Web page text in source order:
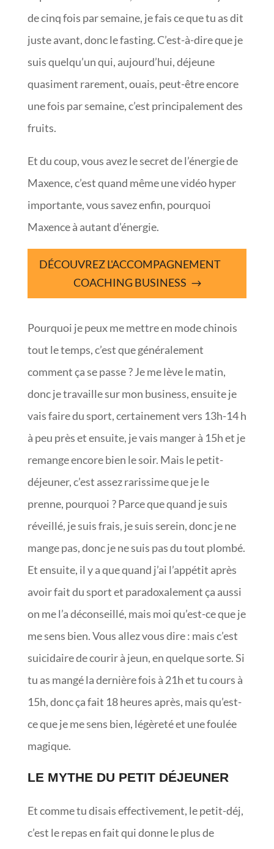
de cinq fois par semaine, je fais ce que tu as dit
juste avant, donc le fasting. C’est-à-dire que je
suis quelqu’un qui, aujourd’hui, déjeune
quasiment rarement, ouais, peut-être encore
une fois par semaine, c’est principalement des
fruits.
Et du coup, vous avez le secret de l’énergie de
Maxence, c’est quand même une vidéo hyper
importante, vous savez enfin, pourquoi
Maxence à autant d’énergie.
DÉCOUVREZ L'ACCOMPAGNEMENT
COACHING BUSINESS
Pourquoi je peux me mettre en mode chinois
tout le temps, c’est que généralement
comment ça se passe ? Je me lève le matin,
donc je travaille sur mon business, ensuite je
vais faire du sport, certainement vers 13h-14 h
à peu près et ensuite, je vais manger à 15h et je
remange encore bien le soir. Mais le petit-
déjeuner, c’est assez rarissime que je le
prenne, pourquoi ? Parce que quand je suis
réveillé, je suis frais, je suis serein, donc je ne
mange pas, donc je ne suis pas du tout plombé.
Et ensuite, il y a que quand j’ai l’appétit après
avoir fait du sport et paradoxalement ça aussi
on me l’a déconseillé, mais moi qu’est-ce que je
me sens bien. Vous allez vous dire : mais c’est
suicidaire de courir à jeun, en quelque sorte. Si
tu as mangé la dernière fois à 21h et tu cours à
15h, donc ça fait 18 heures après, mais qu’est-
ce que je me sens bien, légèreté et une foulée
magique.
LE MYTHE DU PETIT DÉJEUNER
Et comme tu disais effectivement, le petit-déj,
c’est le repas en fait qui donne le plus de